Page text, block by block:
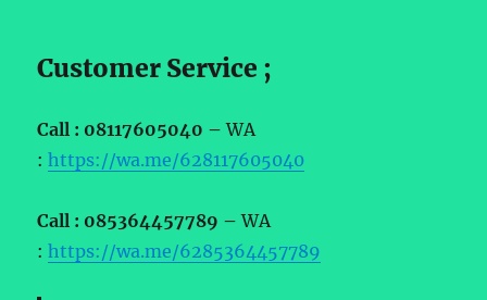
Customer Service ;
Call : 08117605040 –WA
:https://wa.me/628117605040
Call : 085364457789 –WA
:https://wa.me/6285364457789